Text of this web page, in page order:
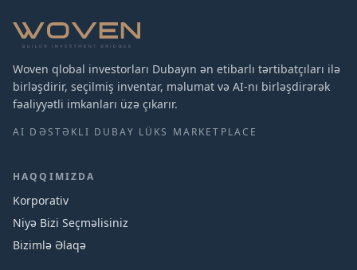
Woven qlobal investorları Dubayın ən etibarlı tərtibatçıları ilə
birləşdirir, seçilmiş inventar, məlumat və AI-nı birləşdirərək
fəaliyyətli imkanları üzə çıkarır.
AI DƏSTƏKLI DUBAY LÜKS MARKETPLACE
HAQQIMIZDA
Korporativ
Niyə Bizi Seçməlisiniz
Bizimlə Əlaqə